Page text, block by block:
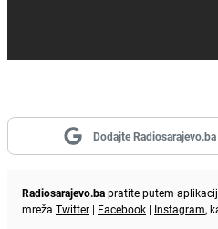
Dodajte
Radiosarajevo.bapratite putem
mreža Twitter | Facebook | Instagram,